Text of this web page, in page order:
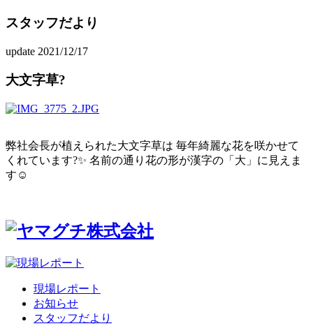
スタッフだより
update 2021/12/17
大文字草?
弊社会長が植えられた大文字草は 毎年綺麗な花を咲かせて
くれています?✨ 名前の通り花の形が漢字の「大」に見えま
す☺️
現場レポート
お知らせ
スタッフだより